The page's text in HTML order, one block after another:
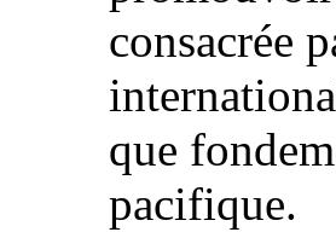
consacrée
que
pacifique.